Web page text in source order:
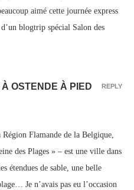
aimé cette journée express
blogtrip spécial Salon des
OSTENDE À PIED
Flamande de la Belgique,
des Plages » – est une ville dans
étendues de sable, une belle
Je n’avais pas eu l’occasion
REPLY